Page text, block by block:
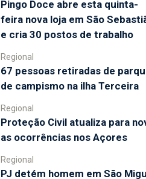
Pingo Doce abre esta quinta-
feira nova loja em São
e cria 30 postos de trabalho
Regional
67 pessoas retiradas de
de campismo na ilha Terceira
Regional
Proteção Civil atualiza para
as ocorrências nos Açores
Regional
PJ detém homem em São